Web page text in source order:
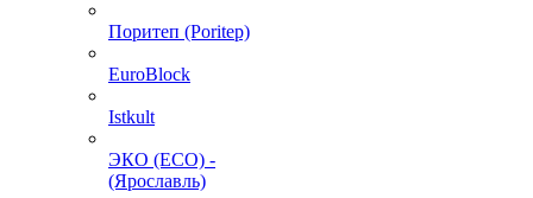
Поритеп (Poritep)
EuroBlock
Istkult
ЭКО (ECO) -
(Ярославль)